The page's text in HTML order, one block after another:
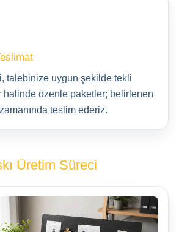
talebinize uygun şekilde tekli
halinde özenle paketler; belirlenen
teslim ederiz.
Üretim Süreci